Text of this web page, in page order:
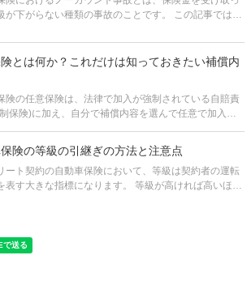
が下がらない種類の事故のことです。 この記事では自
ものか、どうしてノーカウント事故では等級が下がら
を解説します。
とは何か？これだけは知っておきたい補償内
険の任意保険は、法律で加入が強制されている自賠責
保険)に加え、自分で補償内容を選んで任意で加入す
乗るためには任意保険が絶対に必要です。なぜなら、
険の補償範囲は
険の等級の引継ぎの方法と注意点
ート契約の自動車保険において、等級は契約者の運転
表す大きな指標になります。 等級が高ければ高いほ